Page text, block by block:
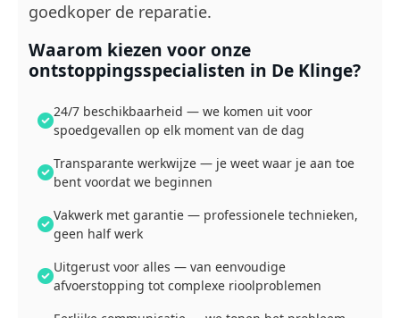
goedkoper de reparatie.
Waarom kiezen voor onze
ontstoppingsspecialisten in De Klinge?
24/7 beschikbaarheid — we komen uit voor
spoedgevallen op elk moment van de dag
Transparante werkwijze — je weet waar je aan toe
bent voordat we beginnen
Vakwerk met garantie — professionele technieken,
geen half werk
Uitgerust voor alles — van eenvoudige
afvoerstopping tot complexe rioolproblemen